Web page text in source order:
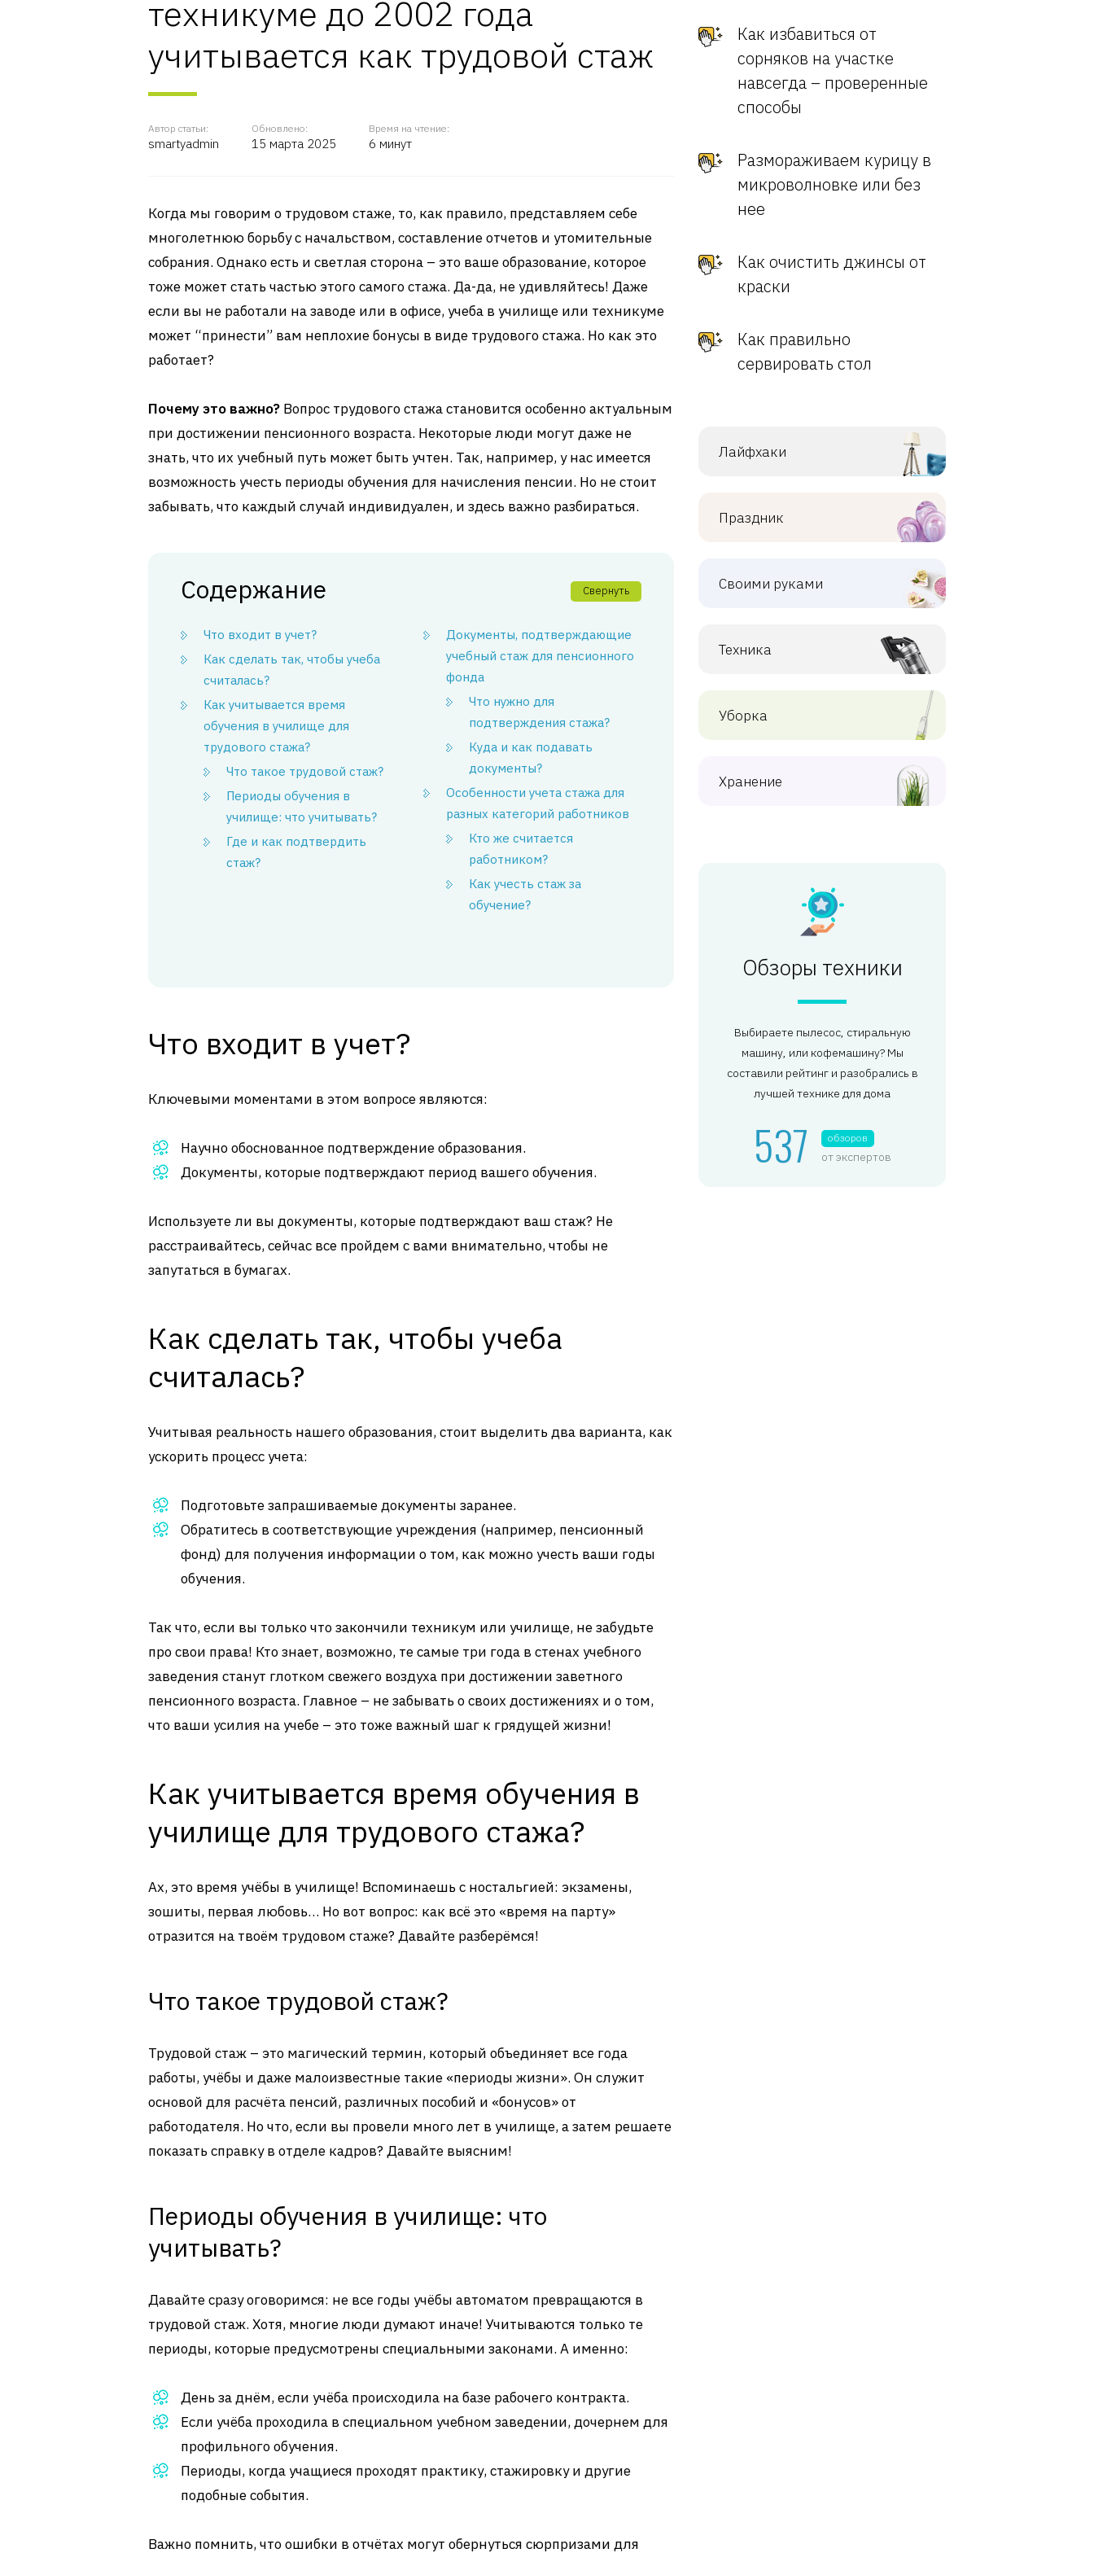
техникуме до 2002 года
учитывается как трудовой стаж
Автор статьи:
smartyadmin
Обновлено:
15 марта 2025
Время на чтение:
6 минут
Когда мы говорим о трудовом стаже, то, как правило, представляем себе
многолетнюю борьбу с начальством, составление отчетов и утомительные
собрания. Однако есть и светлая сторона – это ваше образование, которое
тоже может стать частью этого самого стажа. Да-да, не удивляйтесь! Даже
если вы не работали на заводе или в офисе, учеба в училище или техникуме
может “принести” вам неплохие бонусы в виде трудового стажа. Но как это
работает?
Почему это важно? Вопрос трудового стажа становится особенно актуальным
при достижении пенсионного возраста. Некоторые люди могут даже не
знать, что их учебный путь может быть учтен. Так, например, у нас имеется
возможность учесть периоды обучения для начисления пенсии. Но не стоит
забывать, что каждый случай индивидуален, и здесь важно разбираться.
Содержание Свернуть
Что входит в учет?
Как сделать так, чтобы учеба
считалась?
Как учитывается время
обучения в училище для
трудового стажа?
Что такое трудовой стаж?
Периоды обучения в
училище: что учитывать?
Где и как подтвердить
стаж?
Документы, подтверждающие
учебный стаж для пенсионного
фонда
Что нужно для
подтверждения стажа?
Куда и как подавать
документы?
Особенности учета стажа для
разных категорий работников
Кто же считается
работником?
Как учесть стаж за
обучение?
Что входит в учет?
Ключевыми моментами в этом вопросе являются:
Научно обоснованное подтверждение образования.
Документы, которые подтверждают период вашего обучения.
Используете ли вы документы, которые подтверждают ваш стаж? Не
расстраивайтесь, сейчас все пройдем с вами внимательно, чтобы не
запутаться в бумагах.
Как сделать так, чтобы учеба
считалась?
Учитывая реальность нашего образования, стоит выделить два варианта, как
ускорить процесс учета:
Подготовьте запрашиваемые документы заранее.
Обратитесь в соответствующие учреждения (например, пенсионный
фонд) для получения информации о том, как можно учесть ваши годы
обучения.
Так что, если вы только что закончили техникум или училище, не забудьте
про свои права! Кто знает, возможно, те самые три года в стенах учебного
заведения станут глотком свежего воздуха при достижении заветного
пенсионного возраста. Главное – не забывать о своих достижениях и о том,
что ваши усилия на учебе – это тоже важный шаг к грядущей жизни!
Как учитывается время обучения в
училище для трудового стажа?
Ах, это время учёбы в училище! Вспоминаешь с ностальгией: экзамены,
зошиты, первая любовь… Но вот вопрос: как всё это «время на парту»
отразится на твоём трудовом стаже? Давайте разберёмся!
Что такое трудовой стаж?
Трудовой стаж – это магический термин, который объединяет все года
работы, учёбы и даже малоизвестные такие «периоды жизни». Он служит
основой для расчёта пенсий, различных пособий и «бонусов» от
работодателя. Но что, если вы провели много лет в училище, а затем решаете
показать справку в отделе кадров? Давайте выясним!
Периоды обучения в училище: что
учитывать?
Давайте сразу оговоримся: не все годы учёбы автоматом превращаются в
трудовой стаж. Хотя, многие люди думают иначе! Учитываются только те
периоды, которые предусмотрены специальными законами. А именно:
День за днём, если учёба происходила на базе рабочего контракта.
Если учёба проходила в специальном учебном заведении, дочернем для
профильного обучения.
Периоды, когда учащиеся проходят практику, стажировку и другие
подобные события.
Важно помнить, что ошибки в отчётах могут обернуться сюрпризами для
Как избавиться от
сорняков на участке
навсегда – проверенные
способы
Размораживаем курицу в
микроволновке или без
нее
Как очистить джинсы от
краски
Как правильно
сервировать стол
Лайфхаки
Праздник
Своими руками
Техника
Уборка
Хранение
Обзоры техники
Выбираете пылесос, стиральную
машину, или кофемашину? Мы
составили рейтинг и разобрались в
лучшей технике для дома
537 обзоров
от экспертов